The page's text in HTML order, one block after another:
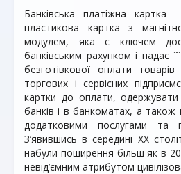
Банківська платіжна картка
пластикова картка з
модулем, яка є ключем
банківським рахунком і надає
безготівкової оплати
торгових і сервісних
картки до оплати, одержувати
банків і в банкоматах, а також
додатковими послугами та
З’явившись в середині ХХ
набули поширення більш як в
невід’ємним атрибутом